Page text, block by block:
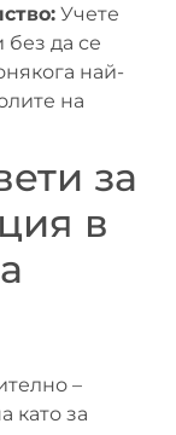
Учете
без да се
най-
на
за
в
–
като за